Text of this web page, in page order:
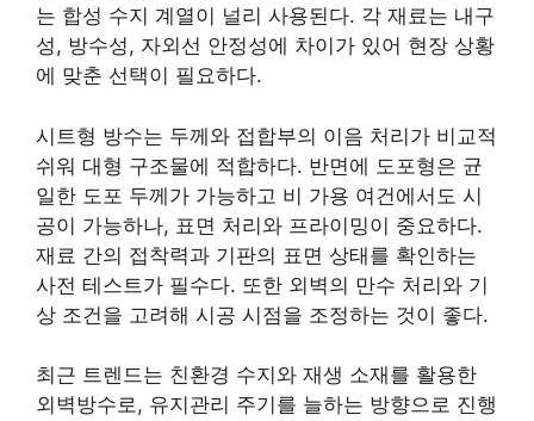
는 합성 수지 계열이 널리 사용된다. 각 재료는 내구
성, 방수성, 자외선 안정성에 차이가 있어 현장 상황
에 맞춘 선택이 필요하다.
시트형 방수는 두께와 접합부의 이음 처리가 비교적
쉬워 대형 구조물에 적합하다. 반면에 도포형은 균
일한 도포 두께가 가능하고 비 가용 여건에서도 시
공이 가능하나, 표면 처리와 프라이밍이 중요하다.
재료 간의 접착력과 기판의 표면 상태를 확인하는
사전 테스트가 필수다. 또한 외벽의 만수 처리와 기
상 조건을 고려해 시공 시점을 조정하는 것이 좋다.
최근 트렌드는 친환경 수지와 재생 소재를 활용한
외벽방수로, 유지관리 주기를 늘하는 방향으로 진행